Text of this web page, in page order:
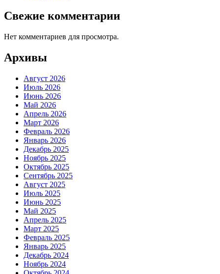
Свежие комментарии
Нет комментариев для просмотра.
Архивы
Август 2026
Июль 2026
Июнь 2026
Май 2026
Апрель 2026
Март 2026
Февраль 2026
Январь 2026
Декабрь 2025
Ноябрь 2025
Октябрь 2025
Сентябрь 2025
Август 2025
Июль 2025
Июнь 2025
Май 2025
Апрель 2025
Март 2025
Февраль 2025
Январь 2025
Декабрь 2024
Ноябрь 2024